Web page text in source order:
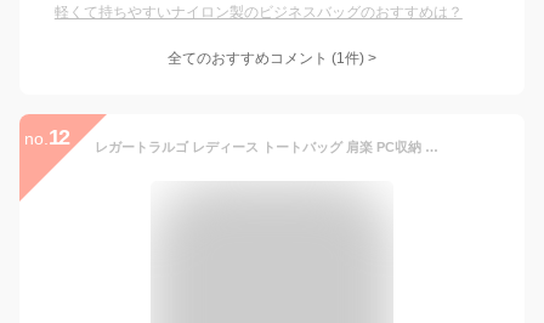
軽くて持ちやすいナイロン製のビジネスバッグのおすすめは？
全てのおすすめコメント (1件) >
no. 12 レガートラルゴ レディース トートバッグ 肩楽 PC収納 撥水加工 ナイロン キャンバス A4 シンプル 光沢 上品 通勤 通学 LH-L0001 正規品 Legato Largo